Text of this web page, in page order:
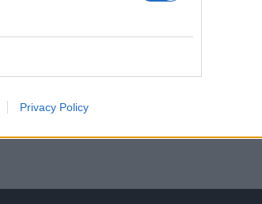
Privacy Policy